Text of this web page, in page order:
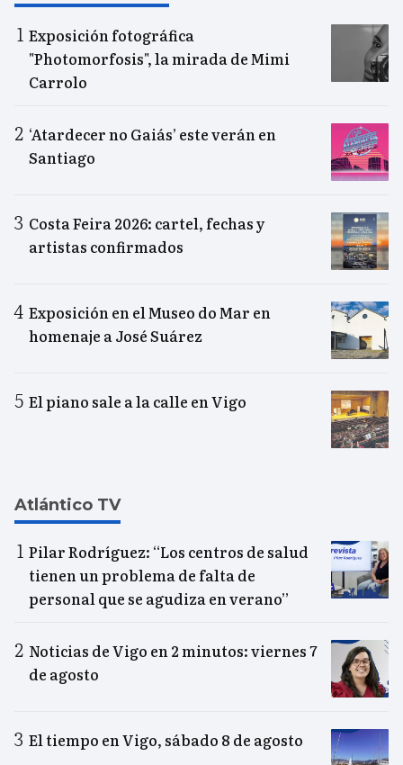
Exposición fotográfica
"Photomorfosis", la mirada de Mimi
Carrolo
‘Atardecer no Gaiás’ este verán en
Santiago
Costa Feira 2026: cartel, fechas y
artistas confirmados
Exposición en el Museo do Mar en
homenaje a José Suárez
El piano sale a la calle en Vigo
Atlántico TV
Pilar Rodríguez: “Los centros de salud
tienen un problema de falta de
personal que se agudiza en verano”
Noticias de Vigo en 2 minutos: viernes 7
de agosto
El tiempo en Vigo, sábado 8 de agosto